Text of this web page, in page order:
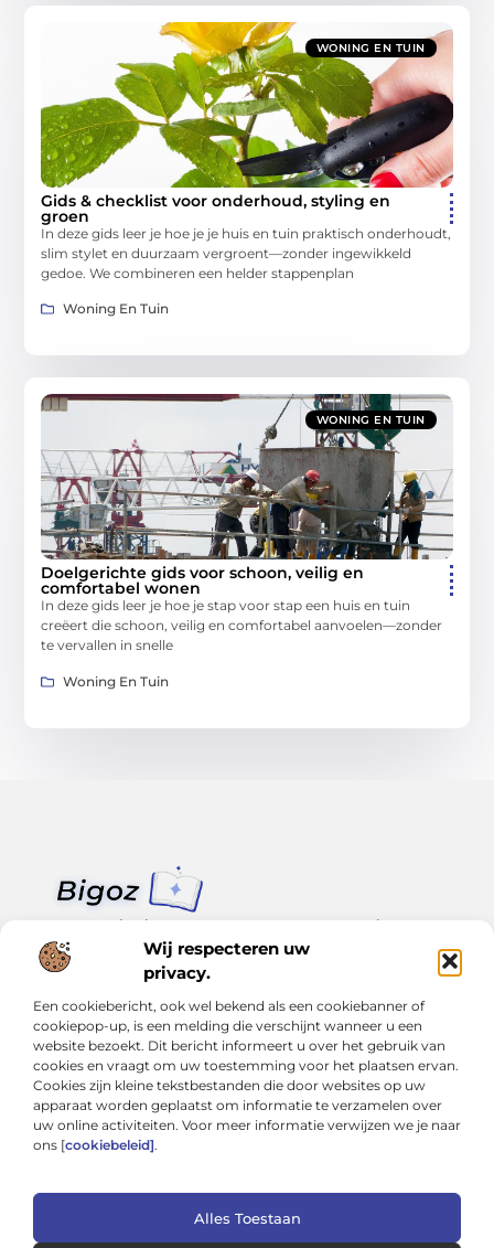
Wij respecteren uw
privacy.
Een cookiebericht, ook wel bekend als een cookiebanner of
cookiepop-up, is een melding die verschijnt wanneer u een
website bezoekt. Dit bericht informeert u over het gebruik van
cookies en vraagt om uw toestemming voor het plaatsen ervan.
Cookies zijn kleine tekstbestanden die door websites op uw
apparaat worden geplaatst om informatie te verzamelen over
uw online activiteiten. Voor meer informatie verwijzen we je naar
ons [cookiebeleid].
Alles Toestaan
WONING EN TUIN
Gids & checklist voor onderhoud, styling en
groen
In deze gids leer je hoe je je huis en tuin praktisch onderhoudt,
slim stylet en duurzaam vergroent—zonder ingewikkeld
gedoe. We combineren een helder stappenplan
Woning En Tuin
WONING EN TUIN
Doelgerichte gids voor schoon, veilig en
comfortabel wonen
In deze gids leer je hoe je stap voor stap een huis en tuin
creëert die schoon, veilig en comfortabel aanvoelen—zonder
te vervallen in snelle
Woning En Tuin
Van klein nieuws tot grote trends – alles op Bigoz.nl.
Lees inspirerende blogs en artikelen over het dagelijks leven,
actualiteit en meer.
Bericht categorie
Onze informatie
Cookiebeleid (EU)